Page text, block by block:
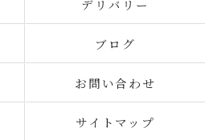
デリバリー
ブログ
お問い合わせ
サイトマップ